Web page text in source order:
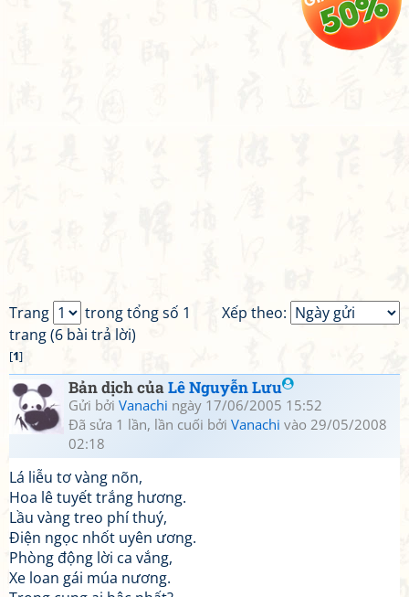
Xếp theo:
Trang
trong tổng số 1
trang (6 bài trả lời)
[1]
Bản dịch củaLê Nguyễn Lưu
Gửi bởi Vanachi ngày 17/06/2005 15:52
Đã sửa 1 lần, lần cuối bởi Vanachi vào 29/05/2008
02:18
Lá liễu tơ vàng nõn,
Hoa lê tuyết trắng hương.
Lầu vàng treo phí thuý,
Điện ngọc nhốt uyên ương.
Phòng động lời ca vắng,
Xe loan gái múa nương.